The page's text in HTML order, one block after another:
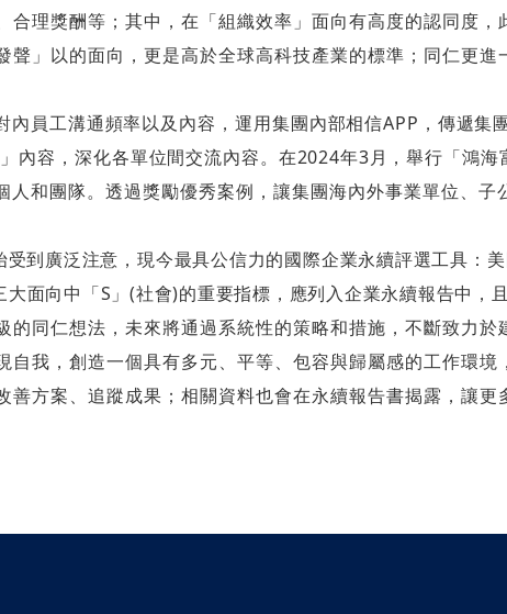
公開資訊觀測站
/重大訊息公告
FAQ 問答集
聯絡人資訊
訊息訂閱
會員專區
理獎酬等；其中，在「組織效率」面向有高度的認同度，
」以的面向，更是高於全球高科技產業的標準；同仁更
員工溝通頻率以及內容，運用集團內部相信APP，傳遞集
內容，深化各單位間交流內容。在2024年3月，舉行「鴻
和團隊。透過獎勵優秀案例，讓集團海內外事業單位、
到廣泛注意，現今最具公信力的國際企業永續評選工具：
向中「S」(社會)的重要指標，應列入企業永續報告中，且
同仁想法，未來將通過系統性的策略和措施，不斷致力
我，創造一個具有多元、平等、包容與歸屬感的工作環
方案、追蹤成果；相關資料也會在永續報告書揭露，讓